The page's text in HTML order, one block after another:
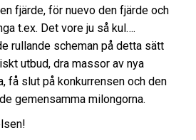
fjärde, för nuevo den fjärde och
t.ex. Det vore ju så kul….
rullande scheman på detta sätt
utbud, dra massor av nya
få slut på konkurrensen och den
gemensamma milongorna.
!